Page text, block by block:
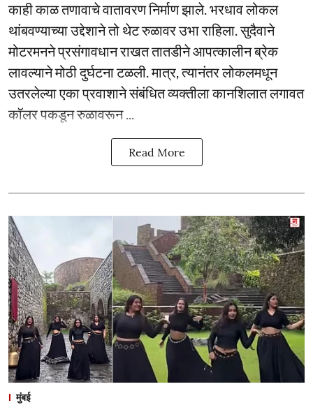
काही काळ तणावाचे वातावरण निर्माण झाले. भरधाव लोकल
थांबवण्याच्या उद्देशाने तो थेट रुळावर उभा राहिला. सुदैवाने
मोटरमनने प्रसंगावधान राखत तातडीने आपत्कालीन ब्रेक
लावल्याने मोठी दुर्घटना टळली. मात्र, त्यानंतर लोकलमधून
उतरलेल्या एका प्रवाशाने संबंधित व्यक्तीला कानशिलात लगावत
कॉलर पकडून रुळावरून ...
Read More
मुंबई